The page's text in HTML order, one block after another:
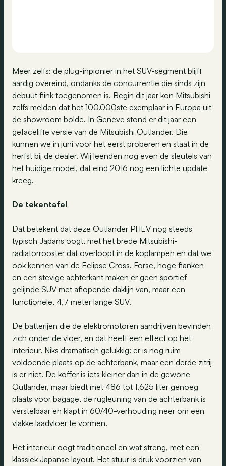
Meer zelfs: de plug-inpionier in het SUV-segment blijft
aardig overeind, ondanks de concurrentie die sinds zijn
debuut flink toegenomen is. Begin dit jaar kon Mitsubishi
zelfs melden dat het 100.000ste exemplaar in Europa uit
de showroom bolde. In Genève stond er dit jaar een
gefacelifte versie van de Mitsubishi Outlander. Die
kunnen we in juni voor het eerst proberen en staat in de
herfst bij de dealer. Wij leenden nog even de sleutels van
het huidige model, dat eind 2016 nog een lichte update
kreeg.
De tekentafel
Dat betekent dat deze Outlander PHEV nog steeds
typisch Japans oogt, met het brede Mitsubishi-
radiatorrooster dat overloopt in de koplampen en dat we
ook kennen van de Eclipse Cross. Forse, hoge flanken
en een stevige achterkant maken er geen sportief
gelijnde SUV met aflopende daklijn van, maar een
functionele, 4,7 meter lange SUV.
De batterijen die de elektromotoren aandrijven bevinden
zich onder de vloer, en dat heeft een effect op het
interieur. Niks dramatisch gelukkig: er is nog ruim
voldoende plaats op de achterbank, maar een derde zitrij
is er niet. De koffer is iets kleiner dan in de gewone
Outlander, maar biedt met 486 tot 1.625 liter genoeg
plaats voor bagage, de rugleuning van de achterbank is
verstelbaar en klapt in 60/40-verhouding neer om een
vlakke laadvloer te vormen.
Het interieur oogt traditioneel en wat streng, met een
klassiek Japanse layout. Het stuur is druk voorzien van